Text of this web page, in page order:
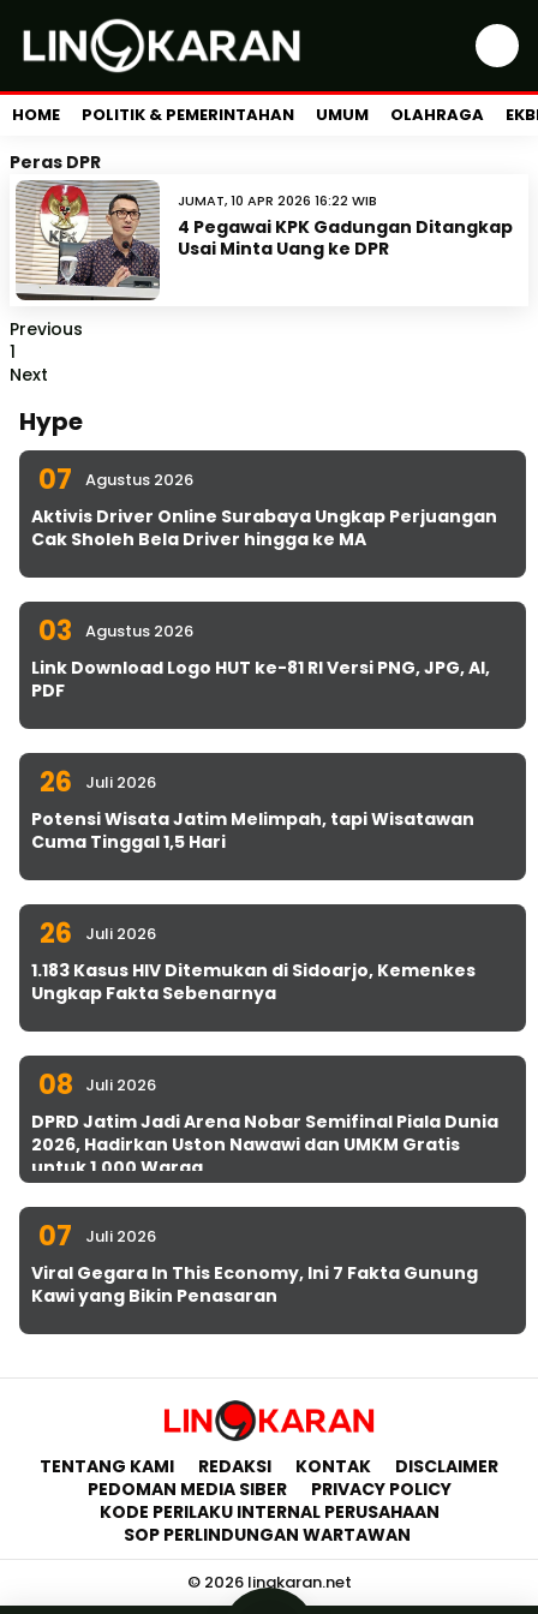
HOME POLITIK & PEMERINTAHAN UMUM OLAHRAGA
Peras DPR
JUMAT, 10 APR 2026 16:22 WIB
4 Pegawai KPK Gadungan Ditangkap
Usai Minta Uang ke DPR
Previous
1
Next
Hype
07 Agustus 2026
Aktivis Driver Online Surabaya Ungkap Perjuangan
Cak Sholeh Bela Driver hingga ke MA
03 Agustus 2026
Link Download Logo HUT ke-81 RI Versi PNG, JPG, AI,
PDF
26 Juli 2026
Potensi Wisata Jatim Melimpah, tapi Wisatawan
Cuma Tinggal 1,5 Hari
26 Juli 2026
1.183 Kasus HIV Ditemukan di Sidoarjo, Kemenkes
Ungkap Fakta Sebenarnya
08 Juli 2026
DPRD Jatim Jadi Arena Nobar Semifinal Piala Dunia
2026, Hadirkan Uston Nawawi dan UMKM Gratis
untuk 1.000 Warga
07 Juli 2026
Viral Gegara In This Economy, Ini 7 Fakta Gunung
Kawi yang Bikin Penasaran
TENTANG KAMI REDAKSI KONTAK
DISCLAIMER
PEDOMAN MEDIA SIBER
PRIVACY POLICY
KODE PERILAKU INTERNAL PERUSAHAAN
SOP PERLINDUNGAN WARTAWAN
© 2026 lingkaran.net